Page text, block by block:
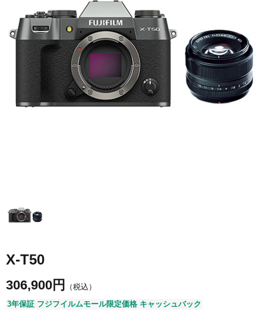
X-T50
306,900円
（税込）
3年保証 フジフイルムモール限定価格 キャッシュバック